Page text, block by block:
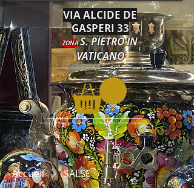
VIA ALCIDE DE
GASPERI 33
ZONA S. PIETRO IN
VATICANO
Accueil SALSE